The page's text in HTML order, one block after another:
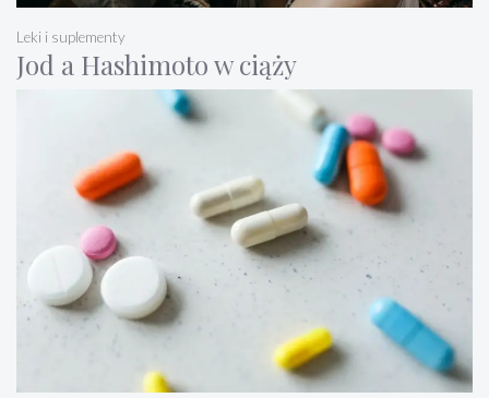
Jod a Hashimoto w ciąży
Leki i suplementy